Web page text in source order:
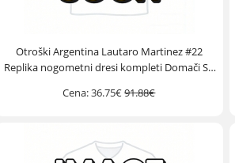
Otroški Argentina Lautaro Martinez #22
Replika nogometni dresi kompleti Domači SP
Cena:36.75€91.88€